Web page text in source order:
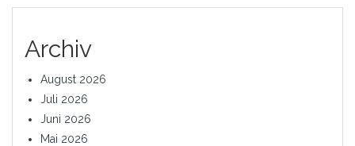
Archiv
August 2026
Juli 2026
Juni 2026
Mai 2026